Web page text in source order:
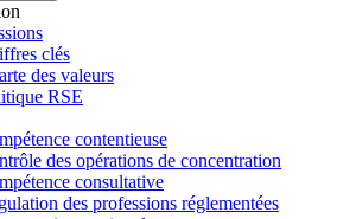
clés
des valeurs
RSE
contentieuse
des opérations de concentration
consultative
des professions réglementées